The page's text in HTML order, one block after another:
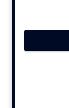
Contentmarketing